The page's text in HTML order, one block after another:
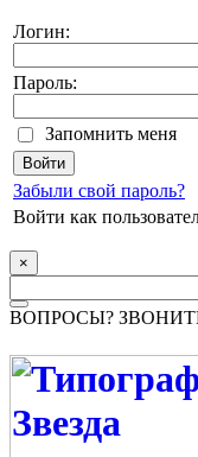
Логин:
Пароль:
Запомнить меня
Забыли свой пароль?
Войти как
×
ВОПРОСЫ?